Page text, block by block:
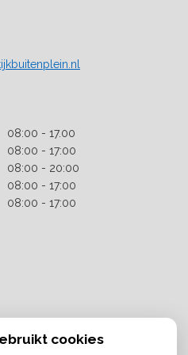
08:00 - 17.00
08:00 - 17:00
08:00 - 20:00
08:00 - 17:00
08:00 - 17:00
cookies